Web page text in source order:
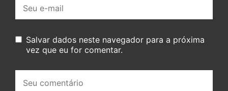
mail:
Salvar dados neste navegador para a próxima
vez que eu for comentar.
comentário: